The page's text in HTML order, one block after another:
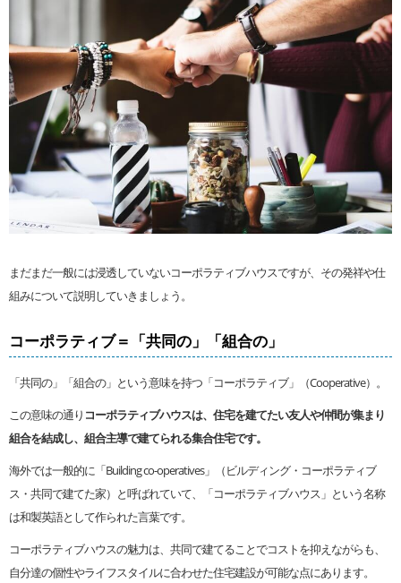
まだまだ一般には浸透していないコーポラティブハウスですが、その発祥や仕
組みについて説明していきましょう。
コーポラティブ＝「共同の」「組合の」
「共同の」「組合の」という意味を持つ「コーポラティブ」（Cooperative）。
この意味の通り コーポラティブハウスは、住宅を建てたい友人や仲間が集まり
組合を結成し、組合主導で建てられる集合住宅です。
海外では一般的に「Building co-operatives」（ビルディング・コーポラティブ
ス・共同で建てた家）と呼ばれていて、「コーポラティブハウス」という名称
は和製英語として作られた言葉です。
コーポラティブハウスの魅力は、共同で建てることでコストを抑えながらも、
自分達の個性やライフスタイルに合わせた住宅建設が可能な点にあります。